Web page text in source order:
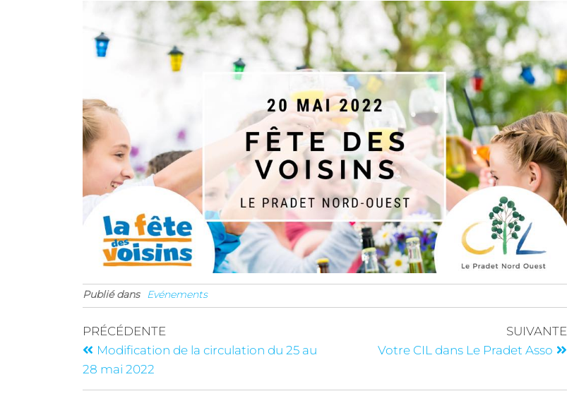
Publié dans Evénements
PRÉCÉDENTE
Modification de la circulation du 25 au
28 mai 2022
SUIVANTE
Votre CIL dans Le Pradet Asso